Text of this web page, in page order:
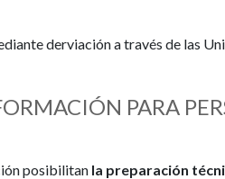
derviación a través de las
PARA
posibilitan la preparación